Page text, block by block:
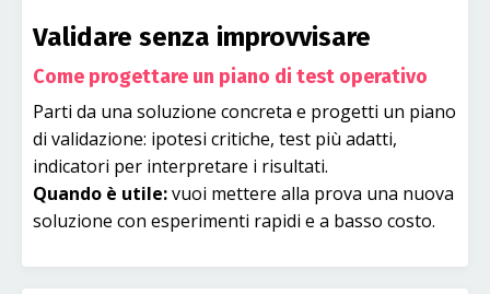
Validare senza improvvisare
Come progettare un piano di test operativo
Parti da una soluzione concreta e progetti un piano
di validazione: ipotesi critiche, test più adatti,
indicatori per interpretare i risultati.
Quando è utile:vuoi mettere alla prova una nuova
soluzione con esperimenti rapidi e a basso costo.